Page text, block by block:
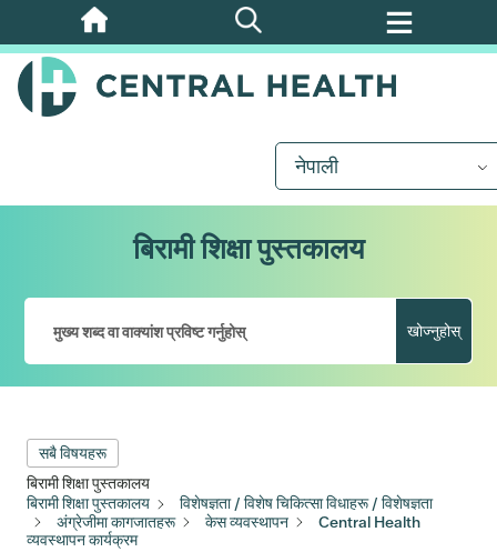
मुख्य
सामग्रीमा
जानुहोस्
नेपाली
बिरामी शिक्षा पुस्तकालय
खोज्नुहोस्
सबै विषयहरू
बिरामी शिक्षा पुस्तकालय
बिरामी शिक्षा पुस्तकालय
विशेषज्ञता / विशेष चिकित्सा विधाहरू / विशेषज्ञता
अंग्रेजीमा कागजातहरू
केस व्यवस्थापन
Central Health
व्यवस्थापन कार्यक्रम